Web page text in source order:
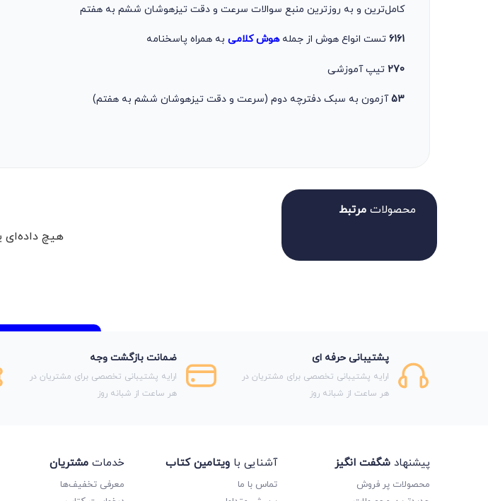
کامل‌ترین و به روزترین منبع سوالات سرعت و دقت تیزهوشان ششم به هفتم
6161 تست انواع هوش از جملههوش کلامی به همراه پاسخنامه
270 تیپ آموزشی
53آزمون به سبک دفترچه دوم (سرعت و دقت تیزهوشان ششم به هفتم)
محصولات مرتبط
هیچ داده‌ای
پشتیبانی حرفه ای
ارایه پشتیبانی تخصصی برای مشتریان در
هر ساعت از شبانه روز
ضمانت بازگشت وجه
ارایه پشتیبانی تخصصی برای مشتریان در
هر ساعت از شبانه روز
پیشنهاد شگفت انگیز
محصولات پر فروش
آشنایی با ویتامین کتاب
تماس با ما
خدمات مشتریان
معرفی تخفیف‌ها